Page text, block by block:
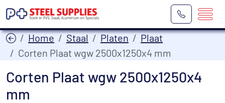
Home Staal Platen
Plaat
Corten Plaat wgw 2500x1250x4 mm
Corten Plaat wgw 2500x1250x4
mm